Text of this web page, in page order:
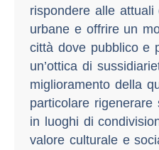
rispondere alle
urbane e offrire un
città dove pubblico e
un’ottica di
miglioramento della
particolare rigenerare
in luoghi di
valore culturale e